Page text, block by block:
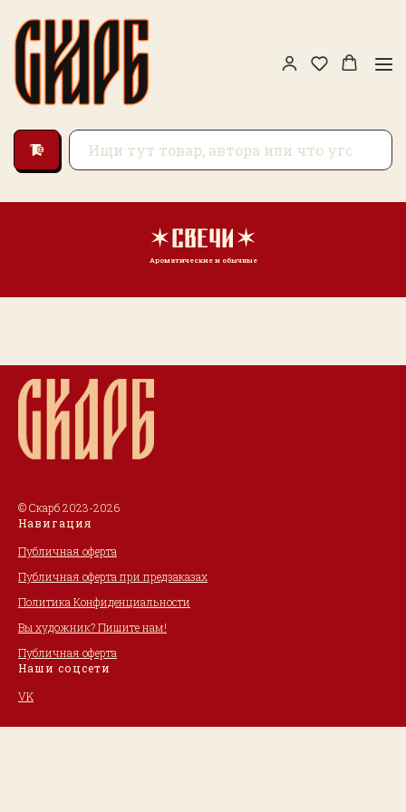
✶свечи✶
Ароматические и обычные
© Скарб 2023-2026
Навигация
Публичная оферта
Публичная оферта при предзаказах
Политика Конфиденциальности
Вы художник? Пишите нам!
Публичная оферта
Наши соцсети
VK